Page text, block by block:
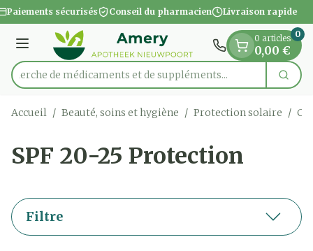
Aller au contenu
1 de 1
Paiements sécurisés Conseil du pharmacien Livraison rapide
Menu
Rechercherde médicaments et de suppléments
0 articles
0,00 €
0
Accueil / Beauté, soins et hygiène / Protection solaire /
SPF 20-25 Protection
Filtre